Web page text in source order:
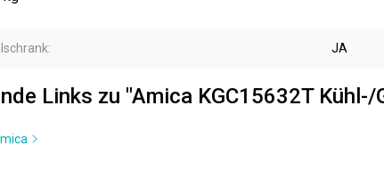
JA
Links zu "Amica KGC15632T